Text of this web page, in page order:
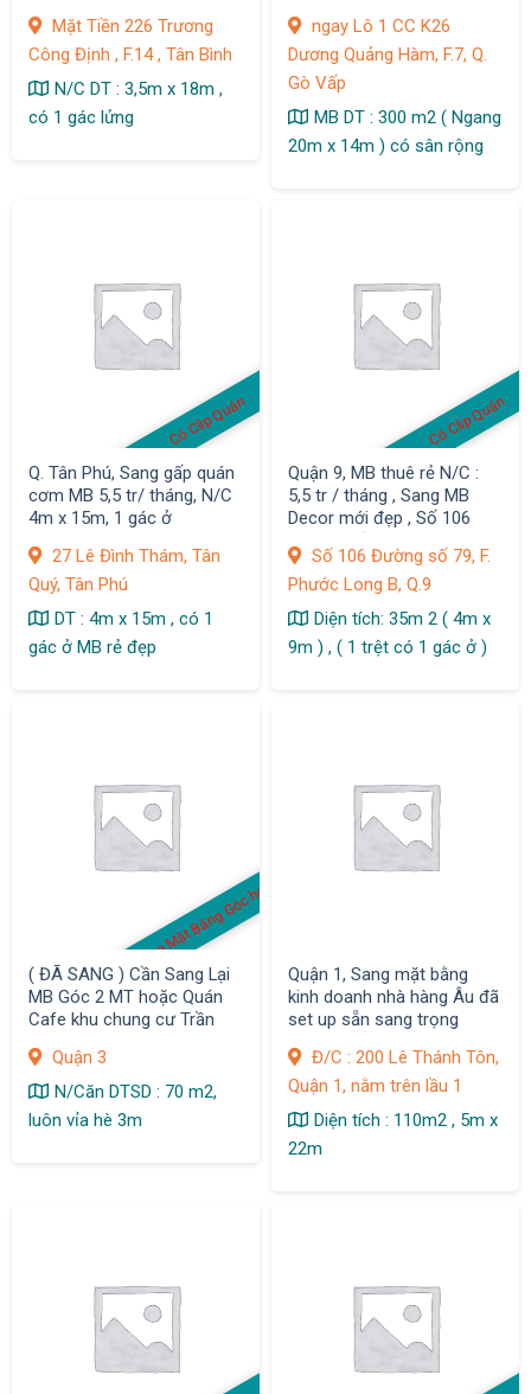
Mặt Tiền 226 Trương
Công Định , F.14 , Tân Bình
N/C DT : 3,5m x 18m ,
có 1 gác lửng
ngay Lô 1 CC K26
Dương Quảng Hàm, F.7, Q.
Gò Vấp
MB DT : 300 m2 ( Ngang
20m x 14m ) có sân rộng
Có Clip Quán
Q. Tân Phú, Sang gấp quán
cơm MB 5,5 tr/ tháng, N/C
4m x 15m, 1 gác ở
27 Lê Đình Thám, Tân
Quý, Tân Phú
DT : 4m x 15m , có 1
gác ở MB rẻ đẹp
Có Clip Quán
Quận 9, MB thuê rẻ N/C :
5,5 tr / tháng , Sang MB
Decor mới đẹp , Số 106
Long B,
Số 106 Đường số 79, F.
Phước Long B, Q.9
Diện tích: 35m 2 ( 4m x
9m ) , ( 1 trệt có 1 gác ở )
S
a
n
g
M
ặt
B
ằ
n
g
G
ó
c
h
o
ặ
c
Q
u
á
n
C
af
e
( ĐÃ SANG ) Cần Sang Lại
MB Góc 2 MT hoặc Quán
Cafe khu chung cư Trần
Quận 3
N/Căn DTSD : 70 m2,
luôn vỉa hè 3m
Quận 1, Sang mặt bằng
kinh doanh nhà hàng Âu đã
set up sẵn sang trọng
Đ/C : 200 Lê Thánh Tôn,
Quận 1, nằm trên lầu 1
Diện tích : 110m2 , 5m x
22m